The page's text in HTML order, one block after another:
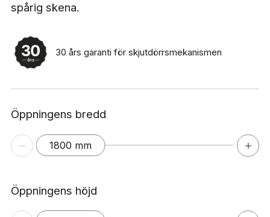
spårig skena.
30 års garanti för skjutdörrsmekanismen
Öppningens bredd
1800 mm
Öppningens höjd